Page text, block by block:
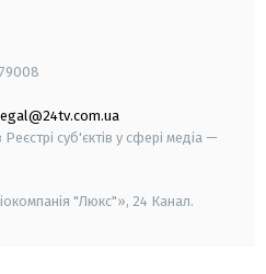
суб'єктів у сфері медіа —
"Люкс"», 24 Канал.